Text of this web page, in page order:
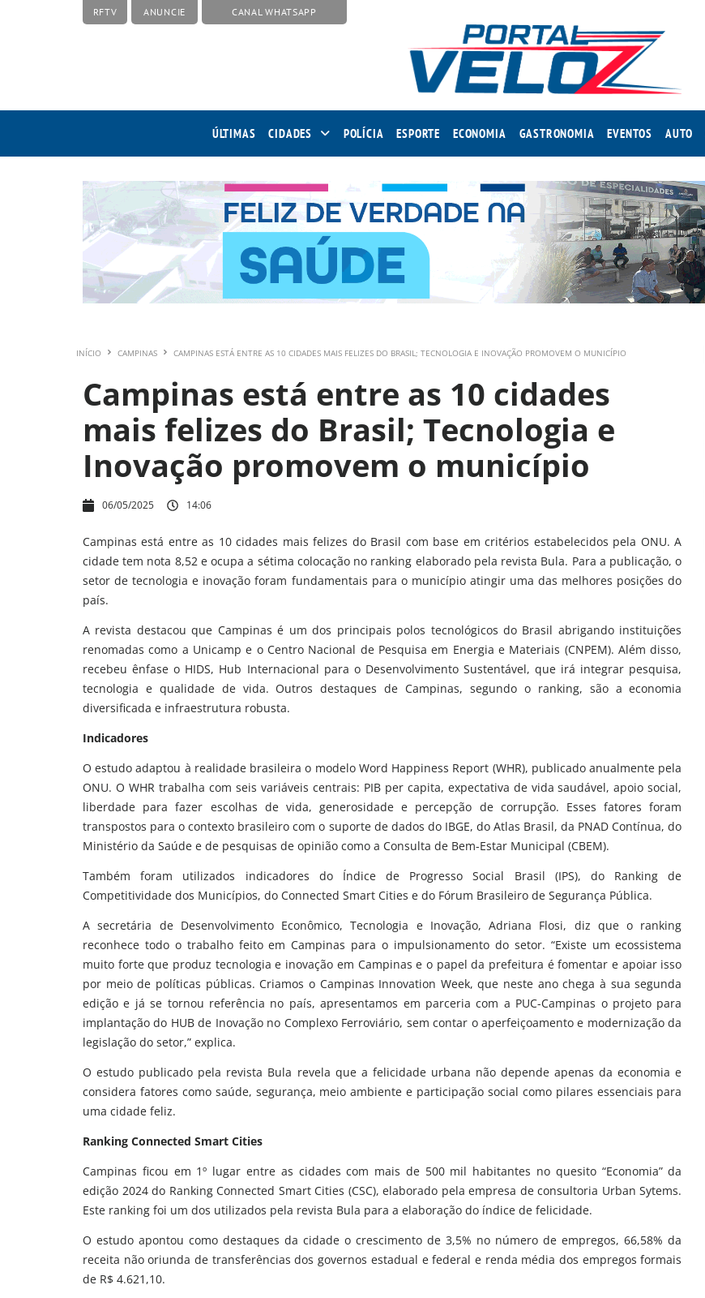
RFTV ANUNCIE CANAL WHATSAPP
ÚLTIMAS CIDADES POLÍCIA ESPORTE ECONOMIA GASTRONOMIA EVENTOS AUTO
INÍCIO CAMPINAS CAMPINAS ESTÁ ENTRE AS 10 CIDADES MAIS FELIZES DO BRASIL; TECNOLOGIA E INOVAÇÃO PROMOVEM O MUNICÍPIO
Campinas está entre as 10 cidades
mais felizes do Brasil; Tecnologia e
Inovação promovem o município
06/05/2025 14:06
Campinas está entre as 10 cidades mais felizes do Brasil com base em critérios estabelecidos pela ONU. A
cidade tem nota 8,52 e ocupa a sétima colocação no ranking elaborado pela revista Bula. Para a publicação, o
setor de tecnologia e inovação foram fundamentais para o município atingir uma das melhores posições do
país.
A revista destacou que Campinas é um dos principais polos tecnológicos do Brasil abrigando instituições
renomadas como a Unicamp e o Centro Nacional de Pesquisa em Energia e Materiais (CNPEM). Além disso,
recebeu ênfase o HIDS, Hub Internacional para o Desenvolvimento Sustentável, que irá integrar pesquisa,
tecnologia e qualidade de vida. Outros destaques de Campinas, segundo o ranking, são a economia
diversificada e infraestrutura robusta.
Indicadores
O estudo adaptou à realidade brasileira o modelo Word Happiness Report (WHR), publicado anualmente pela
ONU. O WHR trabalha com seis variáveis centrais: PIB per capita, expectativa de vida saudável, apoio social,
liberdade para fazer escolhas de vida, generosidade e percepção de corrupção. Esses fatores foram
transpostos para o contexto brasileiro com o suporte de dados do IBGE, do Atlas Brasil, da PNAD Contínua, do
Ministério da Saúde e de pesquisas de opinião como a Consulta de Bem-Estar Municipal (CBEM).
Também foram utilizados indicadores do Índice de Progresso Social Brasil (IPS), do Ranking de
Competitividade dos Municípios, do Connected Smart Cities e do Fórum Brasileiro de Segurança Pública.
A secretária de Desenvolvimento Econômico, Tecnologia e Inovação, Adriana Flosi, diz que o ranking
reconhece todo o trabalho feito em Campinas para o impulsionamento do setor. “Existe um ecossistema
muito forte que produz tecnologia e inovação em Campinas e o papel da prefeitura é fomentar e apoiar isso
por meio de políticas públicas. Criamos o Campinas Innovation Week, que neste ano chega à sua segunda
edição e já se tornou referência no país, apresentamos em parceria com a PUC-Campinas o projeto para
implantação do HUB de Inovação no Complexo Ferroviário, sem contar o aperfeiçoamento e modernização da
legislação do setor,” explica.
O estudo publicado pela revista Bula revela que a felicidade urbana não depende apenas da economia e
considera fatores como saúde, segurança, meio ambiente e participação social como pilares essenciais para
uma cidade feliz.
Ranking Connected Smart Cities
Campinas ficou em 1º lugar entre as cidades com mais de 500 mil habitantes no quesito “Economia” da
edição 2024 do Ranking Connected Smart Cities (CSC), elaborado pela empresa de consultoria Urban Sytems.
Este ranking foi um dos utilizados pela revista Bula para a elaboração do índice de felicidade.
O estudo apontou como destaques da cidade o crescimento de 3,5% no número de empregos, 66,58% da
receita não oriunda de transferências dos governos estadual e federal e renda média dos empregos formais
de R$ 4.621,10.